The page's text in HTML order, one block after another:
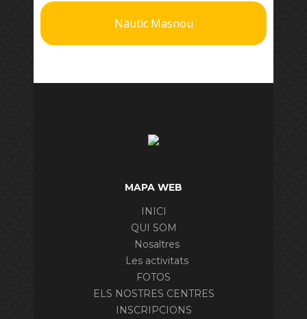
Nàutic Masnou
MAPA WEB
INICI
QUI SOM
Nosaltres
Les activitats
FOTOS
ELS NOSTRES CENTRES
INSCRIPCIONS